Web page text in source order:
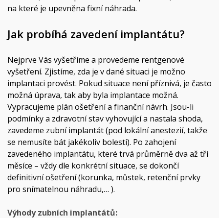
na které je upevněna fixní náhrada.
Jak probíhá zavedení implantátu?
Nejprve Vás vyšetříme a provedeme rentgenové
vyšetření. Zjistíme, zda je v dané situaci je možno
implantaci provést. Pokud situace není příznivá, je často
možná úprava, tak aby byla implantace možná.
Vypracujeme plán ošetření a finanční návrh. Jsou-li
podmínky a zdravotní stav vyhovující a nastala shoda,
zavedeme zubní implantát (pod lokální anestezií, takže
se nemusíte bát jakékoliv bolesti). Po zahojení
zavedeného implantátu, které trvá průměrně dva až tři
měsíce – vždy dle konkrétní situace, se dokončí
definitivní ošetření (korunka, můstek, retenční prvky
pro snímatelnou náhradu,… ).
Výhody zubních implantátů: